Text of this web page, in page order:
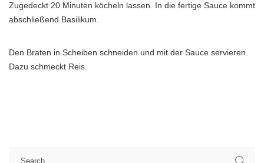
Zugedeckt 20 Minuten köcheln lassen. In die fertige Sauce kommt
abschließend Basilikum.
Den Braten in Scheiben schneiden und mit der Sauce servieren.
Dazu schmeckt Reis.